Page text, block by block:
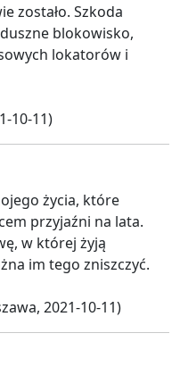
zostało. Szkoda
blokowisko,
lokatorów i
10-11)
życia, które
przyjaźni na lata.
w której żyją
im tego zniszczyć.
2021-10-11)